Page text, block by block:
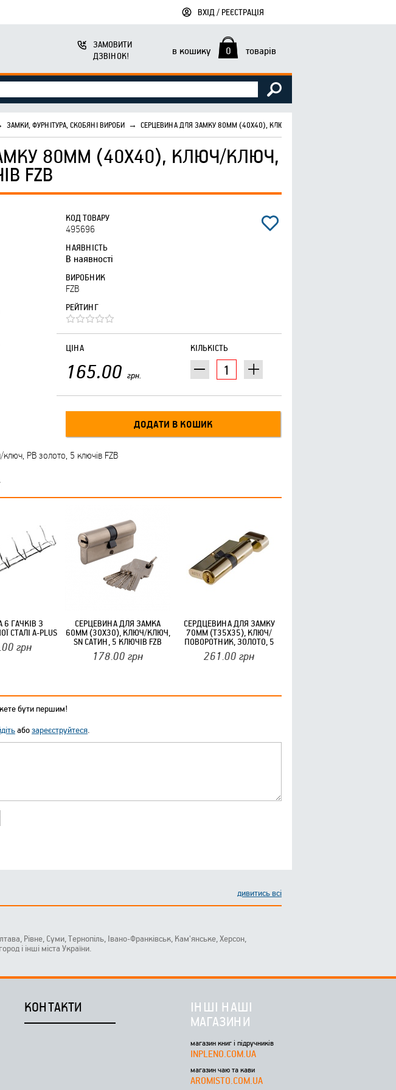
ВХІД / РЕЄСТРАЦІЯ
ЗАМОВИТИ
ДЗВІНОК!
в кошику 0 товарів
ПАННОЧКА
ПАННОЧКА
ЗАМКИ, ФУРНІТУРА, СКОБЯНІ ВИРОБИ → СЕРЦЕВИНА ДЛЯ ЗАМКУ 80ММ (40Х40), КЛЮЧ/КЛЮЧ, PB ЗОЛОТО, 5 КЛЮЧІВ FZB
80ММ (40Х40), КЛЮЧ/КЛЮЧ,
FZB
КОД ТОВАРУ
495696
НАЯВНІСТЬ
В наявності
ВИРОБНИК
FZB
РЕЙТИНГ
КІЛЬКІСТЬ
ЦІНА
165.00 грн.
PB золото, 5 ключів FZB
6 ГАЧКІВ З
СТАЛІ A-PLUS
грн
СЕРЦЕВИНА ДЛЯ ЗАМКА
60ММ (30Х30), КЛЮЧ/КЛЮЧ,
SN САТИН, 5 КЛЮЧІВ FZB
178.00 грн
СЕРДЦЕВИНА ДЛЯ ЗАМКУ
70ММ (Т35Х35), КЛЮЧ/
ПОВОРОТНИК, ЗОЛОТО, 5
КЛЮЧІВ, ЦИНК ZCK ASTEX
261.00 грн
бути першим!
абозареєструйтеся.
дивитись всі
Рівне, Суми, Тернопіль, Івано-Франківськ, Кам'янське, Херсон,
і інші міста України.
КОНТАКТИ
ІНШІ НАШІ
МАГАЗИНИ
магазин книг і підручників
INPLENO.COM.UA
магазин чаю та кави
AROMISTO.COM.UA